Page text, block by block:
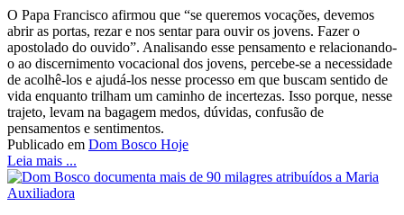
O Papa Francisco afirmou que “se queremos vocações, devemos
abrir as portas, rezar e nos sentar para ouvir os jovens. Fazer o
apostolado do ouvido”. Analisando esse pensamento e relacionando-
o ao discernimento vocacional dos jovens, percebe-se a necessidade
de acolhê-los e ajudá-los nesse processo em que buscam sentido de
vida enquanto trilham um caminho de incertezas. Isso porque, nesse
trajeto, levam na bagagem medos, dúvidas, confusão de
pensamentos e sentimentos.
Publicado em Dom Bosco Hoje
Leia mais ...